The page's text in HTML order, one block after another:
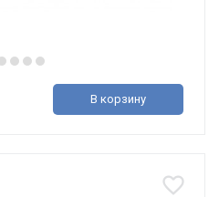
В корзину